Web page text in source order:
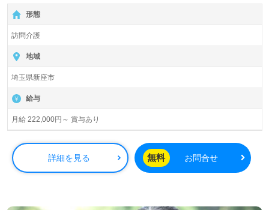
【無料】で皆さんの転職活動をサポートいたします。
形態
訪問介護
地域
埼玉県新座市
給与
月給 222,000円～ 賞与あり
詳細を見る 無料 お問合せ